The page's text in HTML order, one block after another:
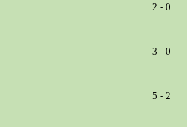
2 - 0
3 - 0
5 - 2